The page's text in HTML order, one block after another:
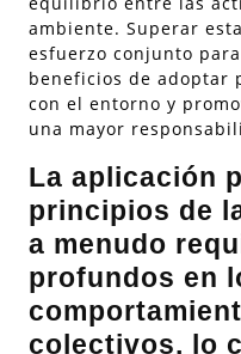
ambiente. Superar
esfuerzo conjunto
beneficios de adoptar
con el entorno y
una mayor
La aplicación
principios de
a menudo
profundos en
colectivos, lo